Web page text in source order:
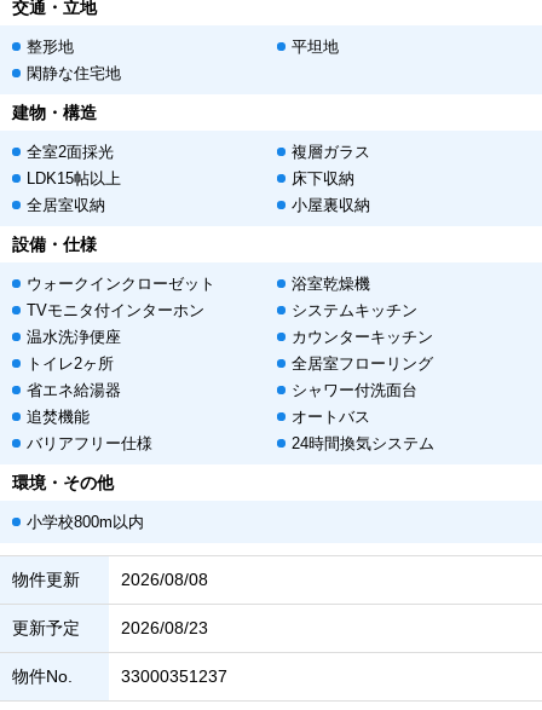
交通・立地
整形地
平坦地
閑静な住宅地
建物・構造
全室2面採光
複層ガラス
LDK15帖以上
床下収納
全居室収納
小屋裏収納
設備・仕様
ウォークインクローゼット
浴室乾燥機
TVモニタ付インターホン
システムキッチン
温水洗浄便座
カウンターキッチン
トイレ2ヶ所
全居室フローリング
省エネ給湯器
シャワー付洗面台
追焚機能
オートバス
バリアフリー仕様
24時間換気システム
環境・その他
小学校800m以内
物件更新 2026/08/08
更新予定 2026/08/23
物件No. 33000351237